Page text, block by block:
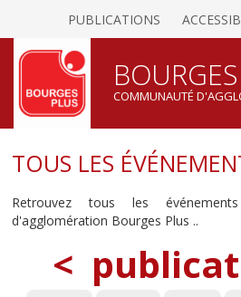
PUBLICATIONS
BOURGES
COMMUNAUTÉ
TOUS LES
Retrouvez tous les
d'agglomération Bourges Plus ..
<